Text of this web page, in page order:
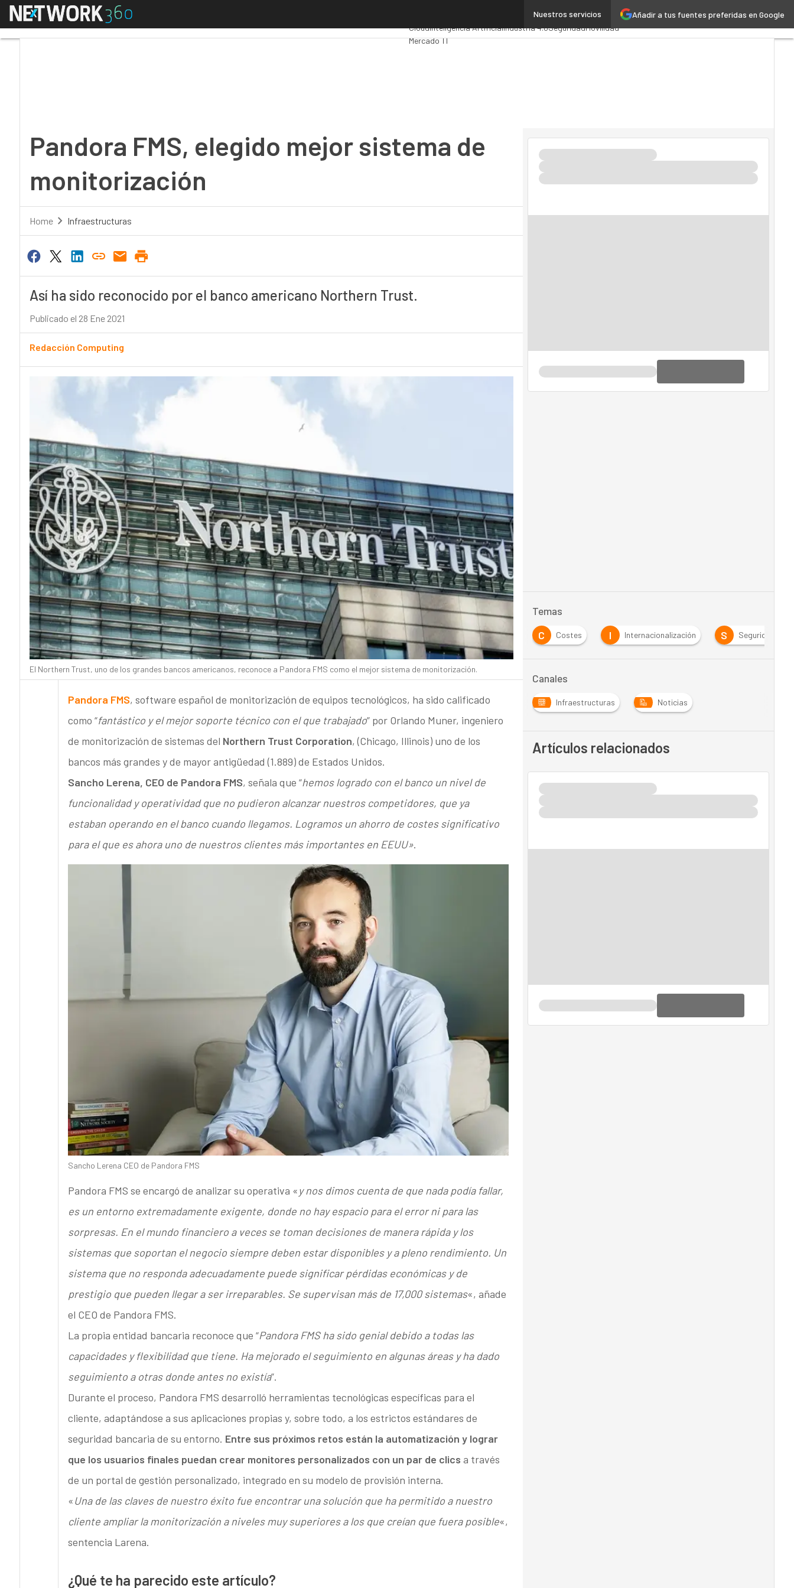
Añadir a tus fuentes preferidas en Google
Nuestros servicios
Menú Administración PúblicaMarTech
CloudInteligencia ArtificialIndustria 4.0SeguridadMovilidad
Mercado TI
Pandora FMS, elegido mejor sistema de
monitorización
Home Infraestructuras
Así ha sido reconocido por el banco americano Northern Trust.
Publicado el 28 Ene 2021
Redacción Computing
El Northern Trust, uno de los grandes bancos americanos, reconoce a Pandora FMS como el mejor sistema de monitorización.
Pandora FMS, software español de monitorización de equipos tecnológicos, ha sido calificado
como “fantástico y el mejor soporte técnico con el que trabajado” por Orlando Muner, ingeniero
de monitorización de sistemas del Northern Trust Corporation, (Chicago, Illinois) uno de los
bancos más grandes y de mayor antigüedad (1.889) de Estados Unidos.
Sancho Lerena, CEO de Pandora FMS, señala que “hemos logrado con el banco un nivel de
funcionalidad y operatividad que no pudieron alcanzar nuestros competidores, que ya
estaban operando en el banco cuando llegamos. Logramos un ahorro de costes significativo
para el que es ahora uno de nuestros clientes más importantes en EEUU».
Sancho Lerena CEO de Pandora FMS
Pandora FMS se encargó de analizar su operativa «y nos dimos cuenta de que nada podía fallar,
es un entorno extremadamente exigente, donde no hay espacio para el error ni para las
sorpresas. En el mundo financiero a veces se toman decisiones de manera rápida y los
sistemas que soportan el negocio siempre deben estar disponibles y a pleno rendimiento. Un
sistema que no responda adecuadamente puede significar pérdidas económicas y de
prestigio que pueden llegar a ser irreparables. Se supervisan más de 17,000 sistemas«, añade
el CEO de Pandora FMS.
La propia entidad bancaria reconoce que “Pandora FMS ha sido genial debido a todas las
capacidades y flexibilidad que tiene. Ha mejorado el seguimiento en algunas áreas y ha dado
seguimiento a otras donde antes no existía”.
Durante el proceso, Pandora FMS desarrolló herramientas tecnológicas específicas para el
cliente, adaptándose a sus aplicaciones propias y, sobre todo, a los estrictos estándares de
seguridad bancaria de su entorno. Entre sus próximos retos están la automatización y lograr
que los usuarios finales puedan crear monitores personalizados con un par de clics a través
de un portal de gestión personalizado, integrado en su modelo de provisión interna.
«Una de las claves de nuestro éxito fue encontrar una solución que ha permitido a nuestro
cliente ampliar la monitorización a niveles muy superiores a los que creían que fuera posible«,
sentencia Larena.
¿Qué te ha parecido este artículo?
Temas
B
Banca C Costes I Internacionalización S Seguridad
Canales
Infraestructuras Noticias
Artículos relacionados